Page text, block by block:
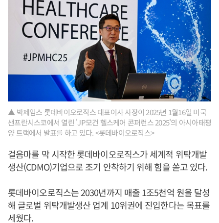
▲ 박제임스 롯데바이오로직스 대표이사 사장이 2025년 1월16일 미국
샌프란시스코에서 열린 'JP모건 헬스케어 콘퍼런스 2025'의 아시아태평
양 트랙에서 발표를 하고 있다. <롯데바이오로직스>
걸음마를 막 시작한 롯데바이오로직스가 세계적 위탁개발
생산(CDMO)기업으로 조기 안착하기 위해 힘을 쏟고 있다.
롯데바이오로직스는 2030년까지 매출 1조5천억 원을 달성
해 글로벌 위탁개발생산 업계 10위권에 진입한다는 목표를
세웠다.